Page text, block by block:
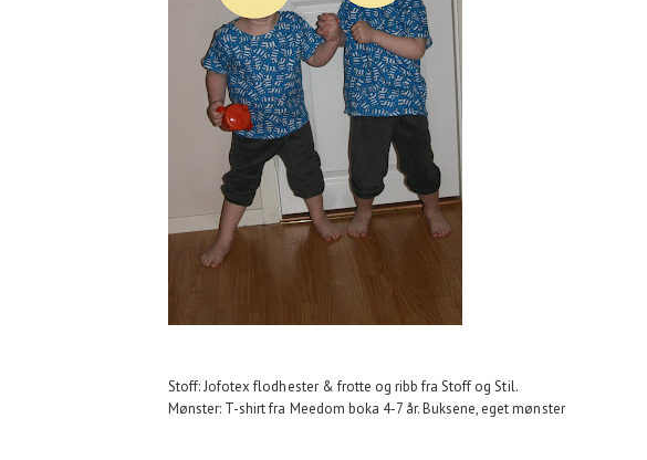
Stoff: Jofotex flodhester & frotte og ribb fra Stoff og Stil.
Mønster: T-shirt fra Meedom boka 4-7 år. Buksene, eget mønster